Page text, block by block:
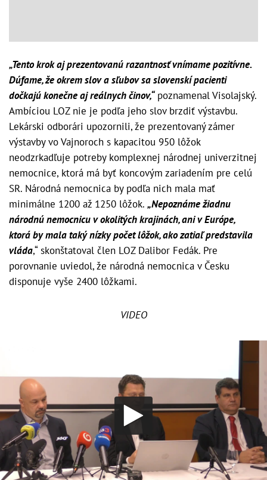
„Tento krok aj prezentovanú razantnosť vnímame pozitívne.
Dúfame, že okrem slov a sľubov sa slovenskí pacienti
dočkajú konečne aj reálnych činov,“poznamenal Visolajský.
Ambíciou LOZ nie je podľa jeho slov brzdiť výstavbu.
Lekárski odborári upozornili, že prezentovaný zámer
výstavby vo Vajnoroch s kapacitou 950 lôžok
neodzrkadľuje potreby komplexnej národnej univerzitnej
nemocnice, ktorá má byť koncovým zariadením pre celú
SR. Národná nemocnica by podľa nich mala mať
minimálne 1200 až 1250 lôžok. „Nepoznáme žiadnu
národnú nemocnicu v okolitých krajinách, ani v Európe,
ktorá by mala taký nízky počet lôžok, ako zatiaľ predstavila
vláda,“ skonštatoval člen LOZ Dalibor Fedák. Pre
porovnanie uviedol, že národná nemocnica v Česku
disponuje vyše 2400 lôžkami.
VIDEO